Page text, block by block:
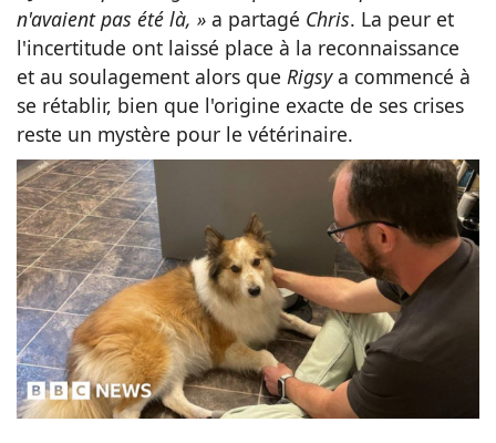
n'avaient pas été là, » a partagé Chris. La peur et
l'incertitude ont laissé place à la reconnaissance
et au soulagement alors que Rigsya commencé à
se rétablir, bien que l'origine exacte de ses crises
reste un mystère pour le vétérinaire.